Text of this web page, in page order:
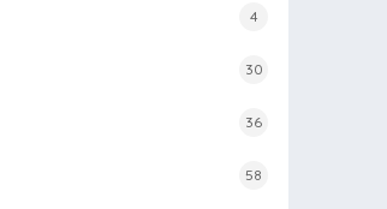
4
30
36
58